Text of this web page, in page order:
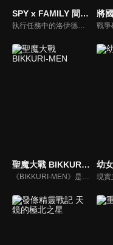
SPY x FAMILY 間諜家家酒 CODE: White 將
聖魔大戰 BIKKURI-MEN 幼